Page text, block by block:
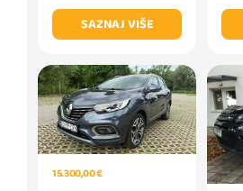
SAZNAJ VIŠE
15.300,00 €